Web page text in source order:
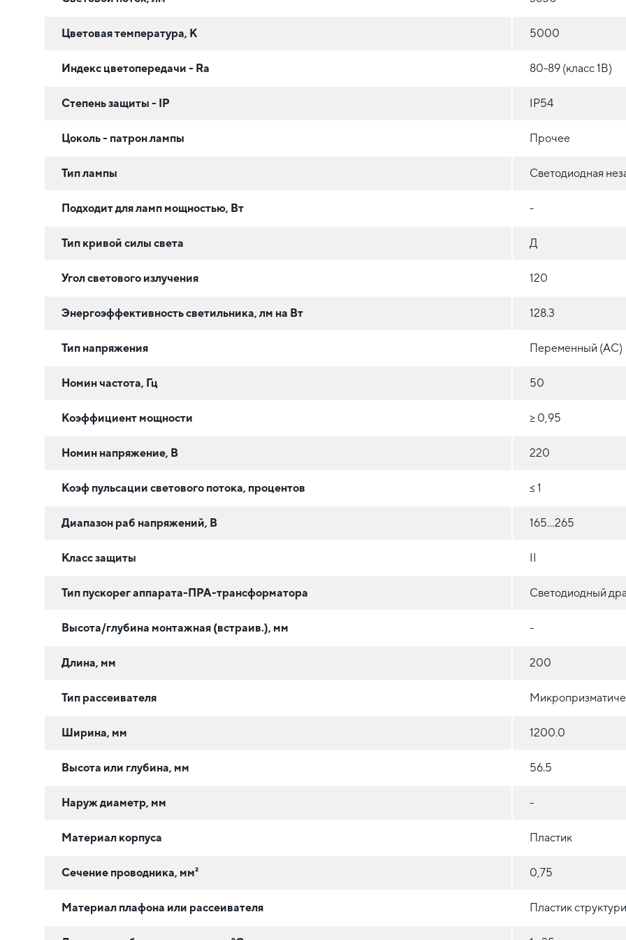
Цветовая температура, К 5000
Индекс цветопередачи - Ra 80-89 (класс 1B)
Степень защиты - IP IP54
Цоколь - патрон лампы Прочее
Тип лампы Светодиодная
Подходит для ламп мощностью, Вт -
Тип кривой силы света Д
Угол светового излучения 120
Энергоэффективность светильника, лм на Вт 128.3
Тип напряжения Переменный (AC)
Номин частота, Гц 50
Коэффициент мощности ≥ 0,95
Номин напряжение, В 220
Коэф пульсации светового потока, процентов ≤ 1
Диапазон раб напряжений, В 165...265
Класс защиты
Тип пускорег аппарата-ПРА-трансформатора Светодиодный
Высота/глубина монтажная (встраив.), мм -
Длина, мм 200
Тип рассеивателя
Ширина, мм 1200.0
Высота или глубина, мм 56.5
Наруж диаметр, мм -
Материал корпуса Пластик
Сечение проводника, мм² 0,75
Материал плафона или рассеивателя Пластик